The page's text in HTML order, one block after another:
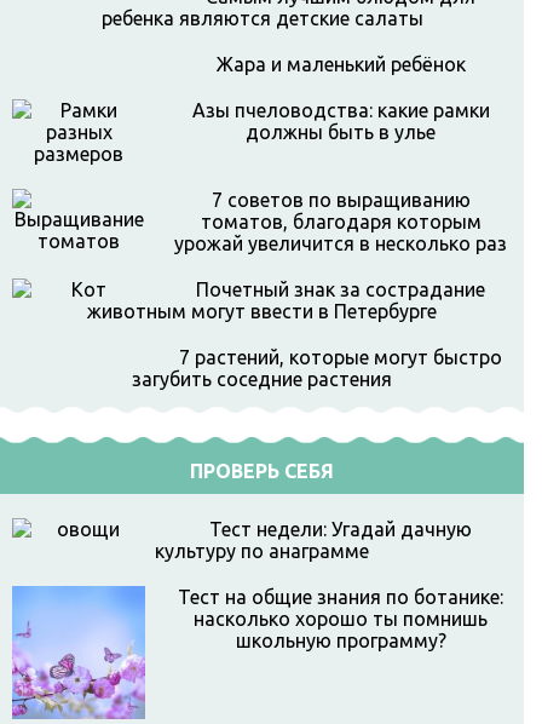
ребенка являются детские салаты
Жара и маленький ребёнок
Азы пчеловодства: какие рамки
должны быть в улье
7 советов по выращиванию
томатов, благодаря которым
урожай увеличится в несколько раз
Почетный знак за сострадание
животным могут ввести в Петербурге
7 растений, которые могут быстро
загубить соседние растения
ПРОВЕРЬ СЕБЯ
Тест недели: Угадай дачную
культуру по анаграмме
Тест на общие знания по ботанике:
насколько хорошо ты помнишь
школьную программу?